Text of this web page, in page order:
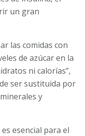
un gran
las comidas con
de azúcar en la
ni calorías”,
ser sustituida por
y
esencial para el